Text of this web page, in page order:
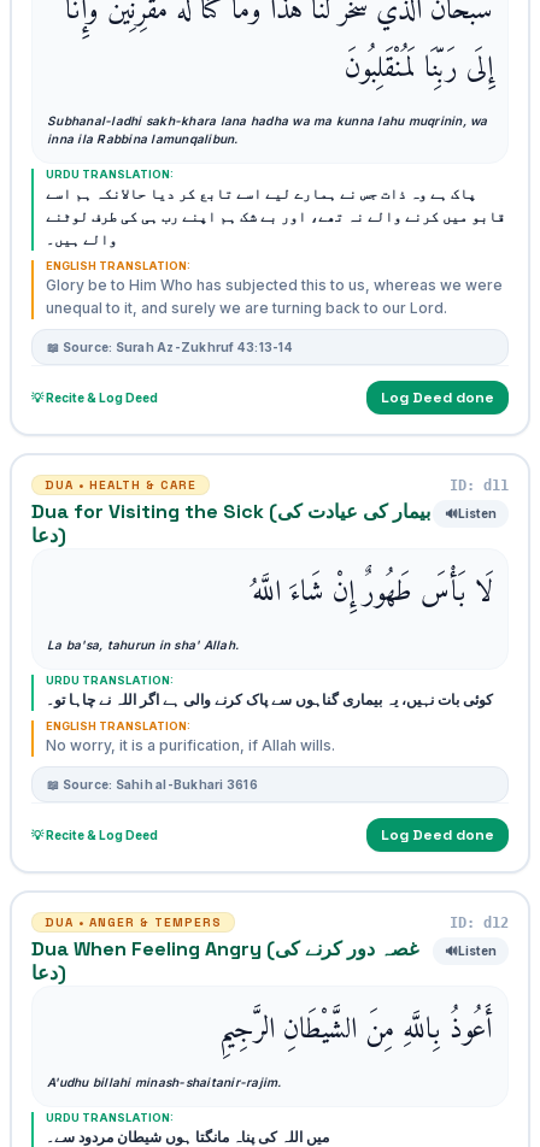
سُبْحَانَ الذي سَخَّرَ لَنَا هَذَا وَمَا كُنَّا لَهُ مُقْرِنِينَ وَإِنَّا
إِلَى رَبِّنَا لَمُنْقَلِبُونَ
Subhanal-ladhi sakh-khara lana hadha wa ma kunna lahu muqrinin, wa
inna ila Rabbina lamunqalibun.
URDU TRANSLATION:
پاک ہے وہ ذات جس نے ہمارے لیے اسے تابع کر دیا حالانکہ ہم اسے
قابو میں کرنے والے نہ تھے، اور بے شک ہم اپنے رب ہی کی طرف لوٹنے
والے ہیں۔
ENGLISH TRANSLATION:
Glory be to Him Who has subjected this to us, whereas we were
unequal to it, and surely we are turning back to our Lord.
📖 Source: Surah Az-Zukhruf 43:13-14
💡 Recite & Log Deed Log Deed done
DUA • HEALTH & CARE ID: d11
Dua for Visiting the Sick (بیمار کی عیادت کی
دعا)
🔊Listen
لَا بَأْسَ طَهُورٌ إِنْ شَاءَ اللَّهُ
La ba'sa, tahurun in sha' Allah.
URDU TRANSLATION:
کوئی بات نہیں، یہ بیماری گناہوں سے پاک کرنے والی ہے اگر اللہ نے چاہا تو۔
ENGLISH TRANSLATION:
No worry, it is a purification, if Allah wills.
📖 Source: Sahih al-Bukhari 3616
💡 Recite & Log Deed Log Deed done
DUA • ANGER & TEMPERS ID: d12
Dua When Feeling Angry (غصہ دور کرنے کی
دعا)
🔊Listen
أَعُوذُ بِاللَّهِ مِنَ الشَّيْطَانِ الرَّجِيمِ
A'udhu billahi minash-shaitanir-rajim.
URDU TRANSLATION:
میں اللہ کی پناہ مانگتا ہوں شیطان مردود سے۔